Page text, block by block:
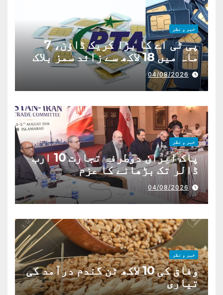
خبر و نظر
پی ٹی اے کا بڑا کریک ڈاؤن، 7
ماہ میں 18 لاکھ سے زائد سمز بلاک
04/08/2026
خبر و نظر
پاک ایران دوطرفہ تجارت 10 ارب
ڈالر تک بڑھانے کا عزم
04/08/2026
خبر و نظر
وفاق کی 10 لاکھ ٹن گندم درآمد کی
تیاری